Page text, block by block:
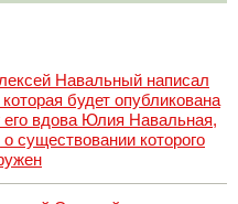
Навальный написал
будет опубликована
его вдова Юлия Навальная,
существовании которого